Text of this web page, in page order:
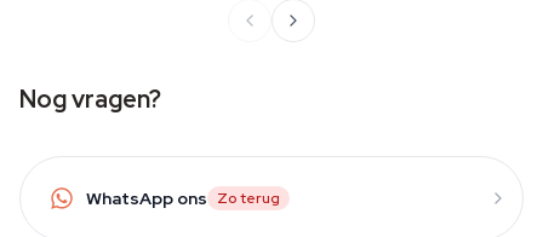
Nog vragen?
WhatsApp ons Zo terug